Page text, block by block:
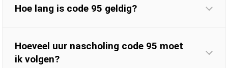
Hoe lang is code 95 geldig?
Hoeveel uur nascholing code 95 moet
ik volgen?